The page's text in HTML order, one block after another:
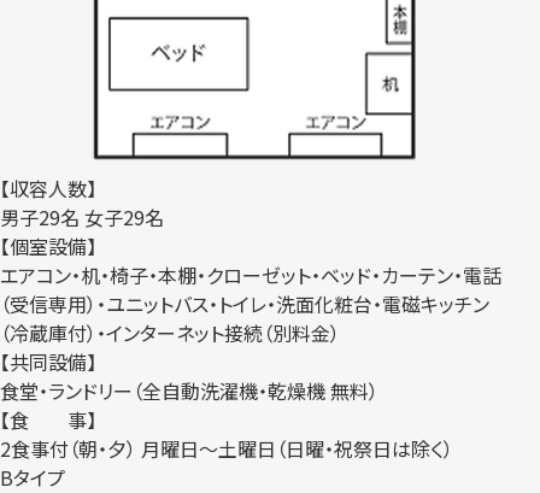
【収容人数】
男子29名 女子29名
【個室設備】
エアコン・机・椅子・本棚・クローゼット・ベッド・カーテン・電話
（受信専用）・ユニットバス・トイレ・洗面化粧台・電磁キッチン
（冷蔵庫付）・インターネット接続（別料金）
【共同設備】
食堂・ランドリー（全自動洗濯機・乾燥機 無料）
【食 事】
2食事付（朝・夕） 月曜日～土曜日（日曜・祝祭日は除く）
Bタイプ